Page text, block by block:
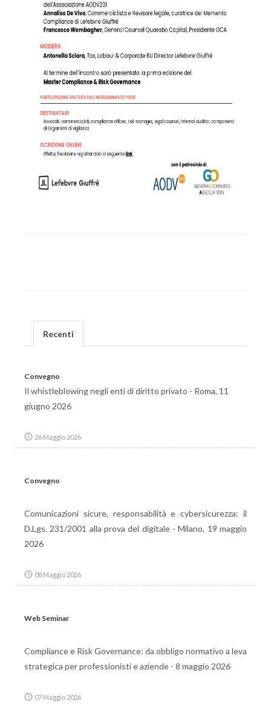
Recenti
Convegno
Il whistleblowing negli enti di diritto privato - Roma, 11
giugno 2026
26 Maggio 2026
Convegno
Comunicazioni sicure, responsabilità e cybersicurezza: il
D.Lgs. 231/2001 alla prova del digitale - Milano, 19 maggio
2026
08 Maggio 2026
Web Seminar
Compliance e Risk Governance: da obbligo normativo a leva
strategica per professionisti e aziende - 8 maggio 2026
07 Maggio 2026